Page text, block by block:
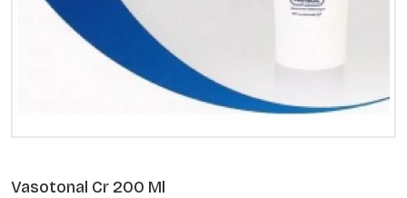
Vasotonal Cr 200 Ml